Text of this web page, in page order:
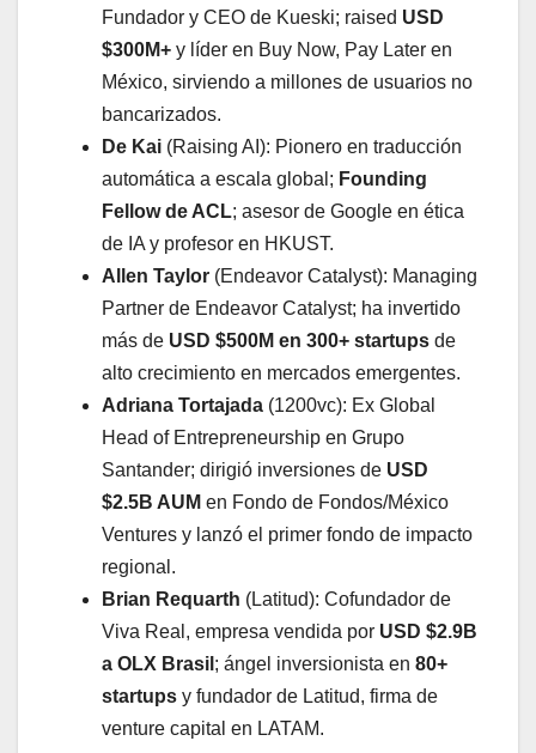
Fundador y CEO de Kueski; raised USD
$300M+ y líder en Buy Now, Pay Later en
México, sirviendo a millones de usuarios no
bancarizados.
De Kai (Raising AI): Pionero en traducción
automática a escala global; Founding
Fellow de ACL; asesor de Google en ética
de IA y profesor en HKUST.
Allen Taylor (Endeavor Catalyst): Managing
Partner de Endeavor Catalyst; ha invertido
más de USD $500M en 300+ startups de
alto crecimiento en mercados emergentes.
Adriana Tortajada (1200vc): Ex Global
Head of Entrepreneurship en Grupo
Santander; dirigió inversiones de USD
$2.5B AUM en Fondo de Fondos/México
Ventures y lanzó el primer fondo de impacto
regional.
Brian Requarth (Latitud): Cofundador de
Viva Real, empresa vendida por USD $2.9B
a OLX Brasil ; ángel inversionista en 80+
startups y fundador de Latitud, firma de
venture capital en LATAM.